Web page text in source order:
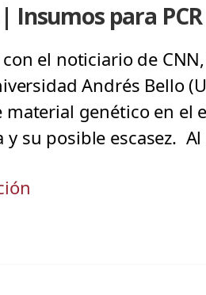
Insumos para PCR
el noticiario de
Andrés Bello
genético en el
y su posible escasez.